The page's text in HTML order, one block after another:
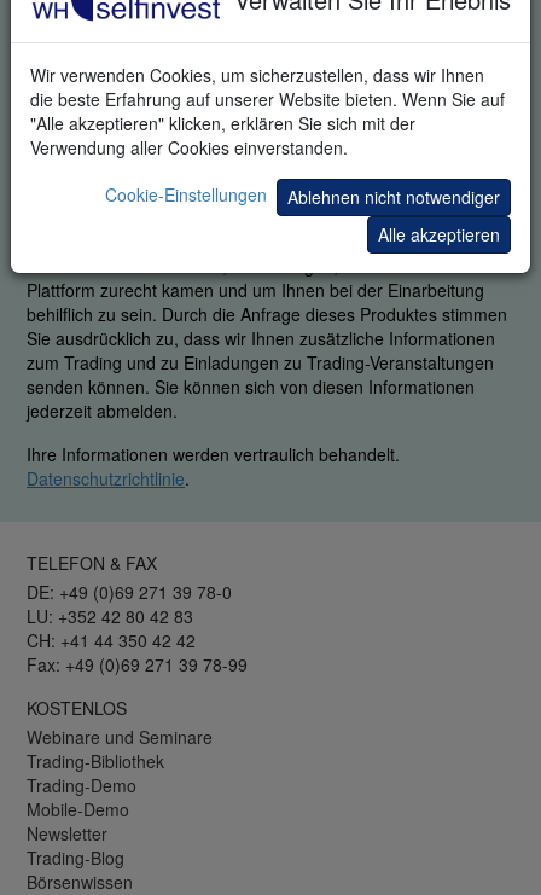
Wir verwenden Cookies, um sicherzustellen, dass wir Ihnen
die beste Erfahrung auf unserer Website bieten. Wenn Sie auf
"Alle akzeptieren" klicken, erklären Sie sich mit der
Verwendung aller Cookies einverstanden.
Cookie-Einstellungen
Ablehnen nicht notwendiger
Alle akzeptieren
KOSTENLOSE DEMO
wichtig zu erfahren, ob Sie in der Lage waren, die Plattform mit
all ihren Stärken zu nutzen. Durch Angabe Ihrer
Telefonnummer stimmen Sie zu, dass ein fachkundiger
Plattform zurecht kamen und um Ihnen bei der Einarbeitung
behilflich zu sein. Durch die Anfrage dieses Produktes stimmen
Sie ausdrücklich zu, dass wir Ihnen zusätzliche Informationen
zum Trading und zu Einladungen zu Trading-Veranstaltungen
senden können. Sie können sich von diesen Informationen
jederzeit abmelden.
Ihre Informationen werden vertraulich behandelt.
Datenschutzrichtlinie.
TELEFON & FAX
DE: +49 (0)69 271 39 78-0
LU: +352 42 80 42 83
CH: +41 44 350 42 42
Fax: +49 (0)69 271 39 78-99
KOSTENLOS
Webinare und Seminare
Trading-Bibliothek
Trading-Demo
Mobile-Demo
Newsletter
Trading-Blog
Börsenwissen